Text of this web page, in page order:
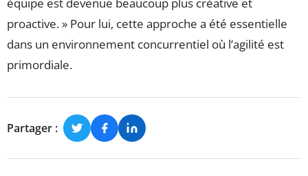
équipe est devenue beaucoup plus créative et
proactive. » Pour lui, cette approche a été essentielle
dans un environnement concurrentiel où l’agilité est
primordiale.
Partager :